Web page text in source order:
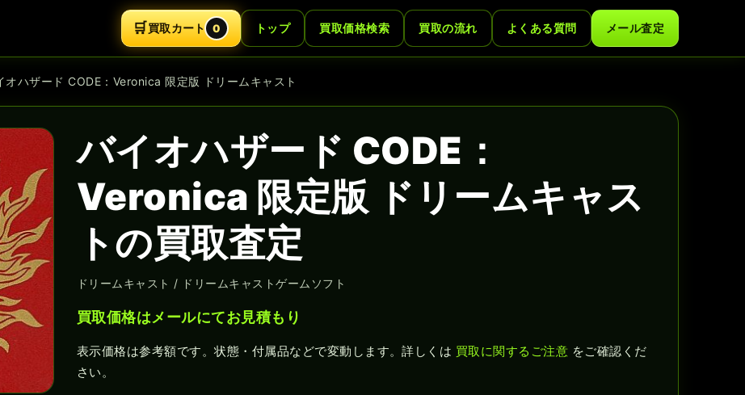
🛒買取カート 0 トップ 買取価格検索 買取の流れ よくある質問 メール査定
オハザード CODE：Veronica 限定版 ドリームキャスト
バイオハザード CODE：
Veronica 限定版 ドリームキャス
トの買取査定
ドリームキャスト / ドリームキャストゲームソフト
買取価格はメールにてお見積もり
表示価格は参考額です。状態・付属品などで変動します。詳しくは 買取に関するご注意 をご確認くだ
さい。